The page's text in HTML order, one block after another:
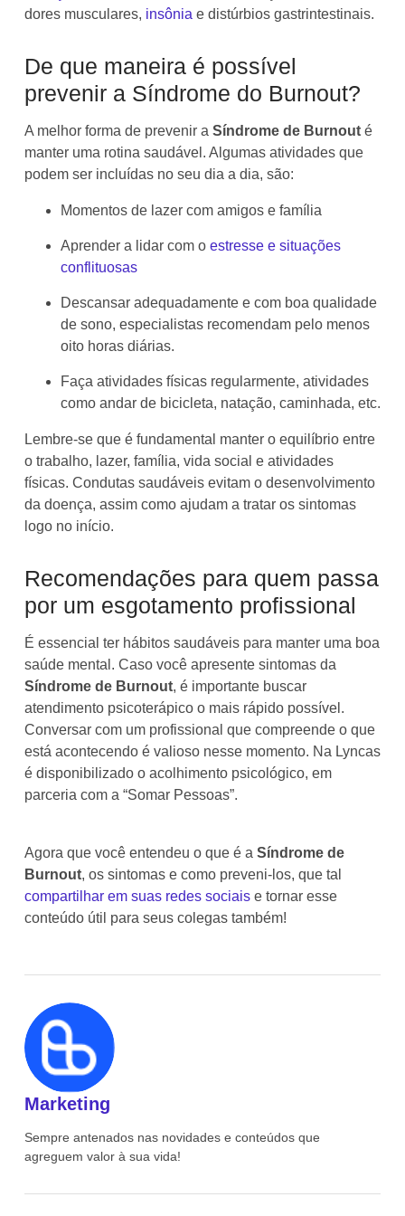
dores musculares, insônia e distúrbios gastrintestinais.
De que maneira é possível
prevenir a Síndrome do Burnout?
A melhor forma de prevenir a Síndrome de Burnout é
manter uma rotina saudável. Algumas atividades que
podem ser incluídas no seu dia a dia, são:
Momentos de lazer com amigos e família
Aprender a lidar com o estresse e situações
conflituosas
Descansar adequadamente e com boa qualidade
de sono, especialistas recomendam pelo menos
oito horas diárias.
Faça atividades físicas regularmente, atividades
como andar de bicicleta, natação, caminhada, etc.
Lembre-se que é fundamental manter o equilíbrio entre
o trabalho, lazer, família, vida social e atividades
físicas. Condutas saudáveis evitam o desenvolvimento
da doença, assim como ajudam a tratar os sintomas
logo no início.
Recomendações para quem passa
por um esgotamento profissional
É essencial ter hábitos saudáveis para manter uma boa
saúde mental. Caso você apresente sintomas da
Síndrome de Burnout, é importante buscar
atendimento psicoterápico o mais rápido possível.
Conversar com um profissional que compreende o que
está acontecendo é valioso nesse momento. Na Lyncas
é disponibilizado o acolhimento psicológico, em
parceria com a “Somar Pessoas”.
Agora que você entendeu o que é a Síndrome de
Burnout, os sintomas e como preveni-los, que tal
compartilhar em suas redes sociais e tornar esse
conteúdo útil para seus colegas também!
Marketing
Sempre antenados nas novidades e conteúdos que
agreguem valor à sua vida!